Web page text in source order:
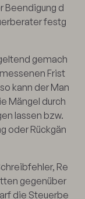
Beendigung d
festg
gemach
Frist
kann der Man
Mängel durch
lassen bzw.
oder Rückgän
Re
gegenüber
die Steuerbe